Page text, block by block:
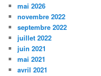
mai 2026
novembre 2022
septembre 2022
juillet 2022
juin 2021
mai 2021
avril 2021